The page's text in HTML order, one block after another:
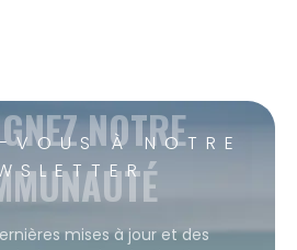
VOUS À NOTRE
NOTRE
mises à jour et des